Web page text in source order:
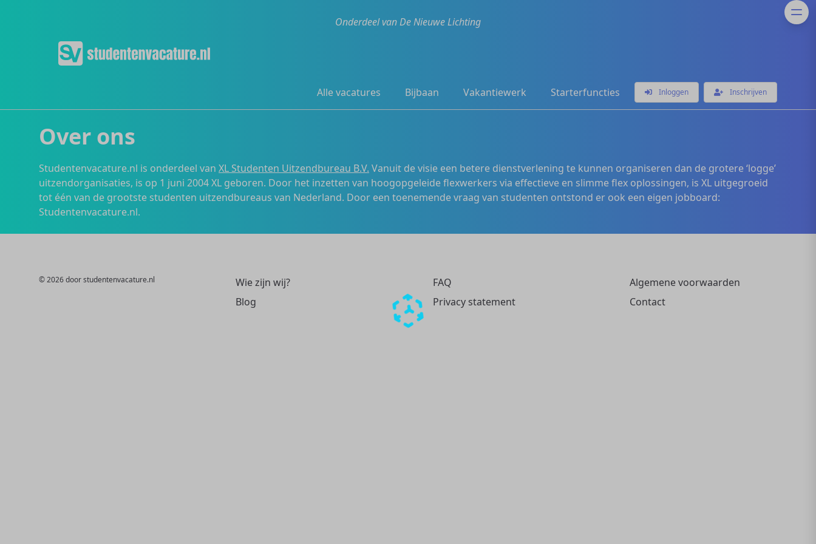
Onderdeel van De Nieuwe Lichting
Alle vacatures Bijbaan Vakantiewerk Starterfuncties Inloggen Inschrijven
Over ons
Studentenvacature.nl is onderdeel van XL Studenten Uitzendbureau B.V. Vanuit de visie een betere dienstverlening te kunnen organiseren dan de grotere ‘logge’
uitzendorganisaties, is op 1 juni 2004 XL geboren. Door het inzetten van hoogopgeleide flexwerkers via effectieve en slimme flex oplossingen, is XL uitgegroeid
tot één van de grootste studenten uitzendbureaus van Nederland. Door een toenemende vraag van studenten ontstond er ook een eigen jobboard:
Studentenvacature.nl.
© 2026 door studentenvacature.nl
Wie zijn wij?
Blog
FAQ
Privacy statement
Algemene voorwaarden
Contact